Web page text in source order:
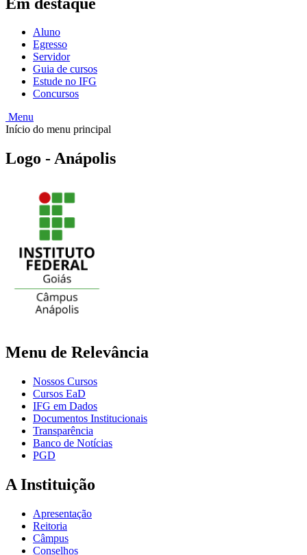
Aluno
Egresso
Servidor
Guia de cursos
Estude no IFG
Concursos
Menu
Início do menu principal
Logo - Anápolis
Menu de Relevância
Nossos Cursos
Cursos EaD
IFG em Dados
Documentos Institucionais
Transparência
Banco de Notícias
PGD
A Instituição
Apresentação
Reitoria
Câmpus
Conselhos